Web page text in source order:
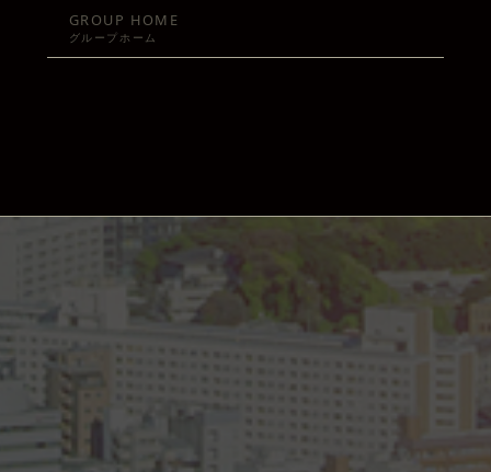
GROUP HOME
グループホーム